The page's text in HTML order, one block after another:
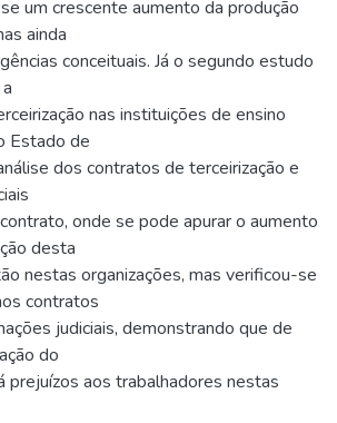
um crescente aumento da produção
ainda
conceituais. Já o segundo estudo
nas instituições de ensino
Estado de
dos contratos de terceirização e
onde se pode apurar o aumento
desta
nestas organizações, mas verificou-se
contratos
judiciais, demonstrando que de
do
prejuízos aos trabalhadores nestas